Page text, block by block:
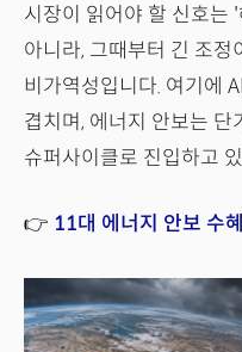
시장이 읽어야 할 신호는
아니라, 그때부터 긴 조정
비가역성입니다. 여기에
겹치며, 에너지 안보는 단
슈퍼사이클로 진입하고
👉 11대 에너지 안보 수